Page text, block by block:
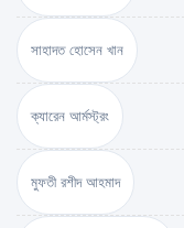
সাহাদত হোসেন খান
ক্যারেন আর্মস্ট্রং
মুফতী রশীদ আহমাদ